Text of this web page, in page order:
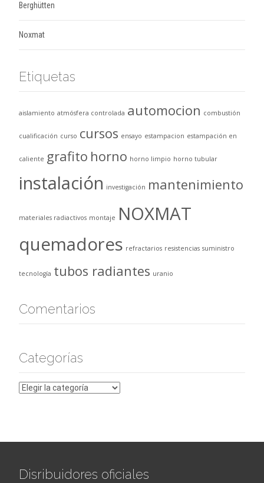
Berghütten
Noxmat
Etiquetas
aislamiento atmósfera controlada automocion combustión
cualificación curso cursos ensayo estampacion estampación en
caliente grafito horno horno limpio horno tubular
instalación investigación mantenimiento
materiales radiactivos montaje NOXMAT
quemadores refractarios resistencias suministro
tecnología tubos radiantes uranio
Comentarios
Categorías
Categorías
Disribuidores oficiales